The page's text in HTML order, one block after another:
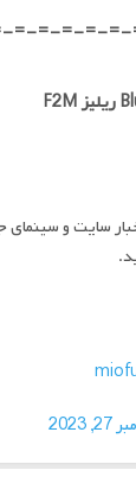
=-=-=-=-
سایت و سینمای
2023